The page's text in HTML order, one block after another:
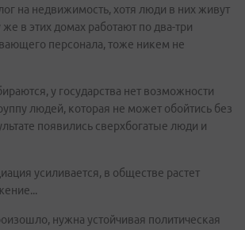
на недвижимость, хотя люди в них живут
в этих домах работают по два-три
персонала, тоже никем не
у государства нет возможности
людей, которая не может обойтись без
появились сверхбогатые люди и
усиливается, в обществе растет
нужна устойчивая политическая